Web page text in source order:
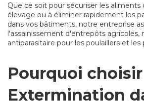
Que ce soit pour sécuriser les aliments
élevage ou à éliminer rapidement les
dans vos bâtiments, notre entreprise
l'assainissement d'entrepôts agricoles,
antiparasitaire pour les poulaillers et les
Pourquoi
Extermination